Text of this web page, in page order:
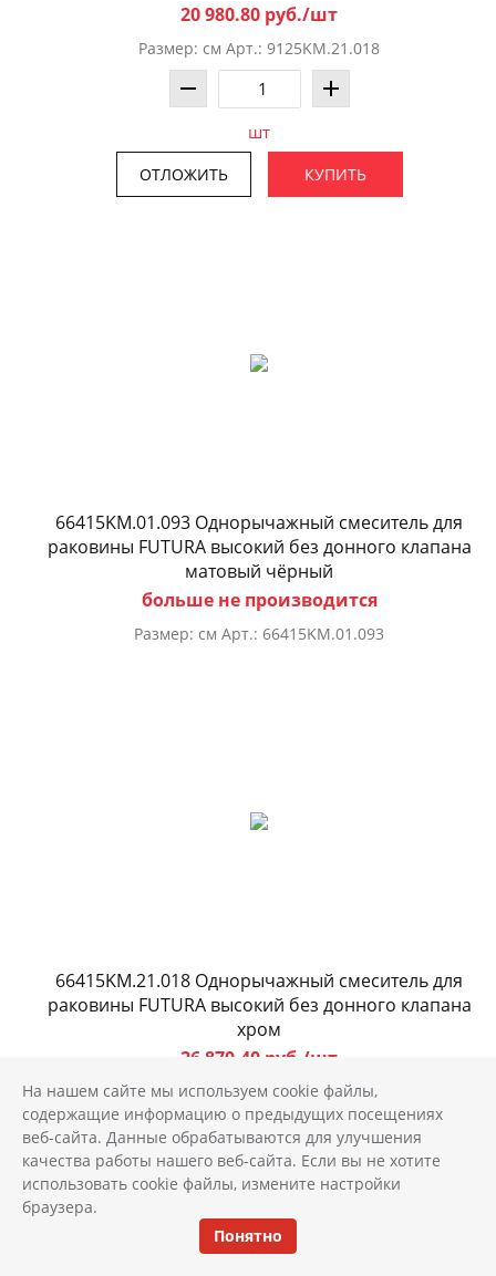
20 980.80 руб./шт
Размер: см Арт.: 9125KM.21.018
шт
ОТЛОЖИТЬ КУПИТЬ
66415KM.01.093 Однорычажный смеситель для
раковины FUTURA высокий без донного клапана
матовый чёрный
больше не производится
Размер: см Арт.: 66415KM.01.093
66415KM.21.018 Однорычажный смеситель для
раковины FUTURA высокий без донного клапана
хром
26 870.40 руб./шт
Размер: см Арт.: 66415KM.21.018
ОТЛОЖИТЬ
На нашем сайте мы используем cookie файлы,
содержащие информацию о предыдущих посещениях
веб-сайта. Данные обрабатываются для улучшения
качества работы нашего веб-сайта. Если вы не хотите
использовать cookie файлы, измените настройки
браузера.
Понятно